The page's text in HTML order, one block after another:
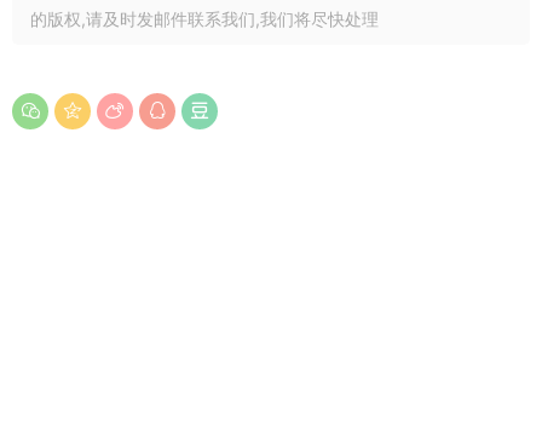
的版权,请及时发邮件联系我们,我们将尽快处理